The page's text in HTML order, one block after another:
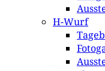
H-Wurf